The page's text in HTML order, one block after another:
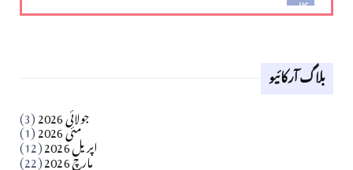
کالم
Apr 18, 2026
بلاگ آرکائیو
جولائی 2026 (3) مئی 2026 (1) اپریل 2026 (12) مارچ 2026 (22)